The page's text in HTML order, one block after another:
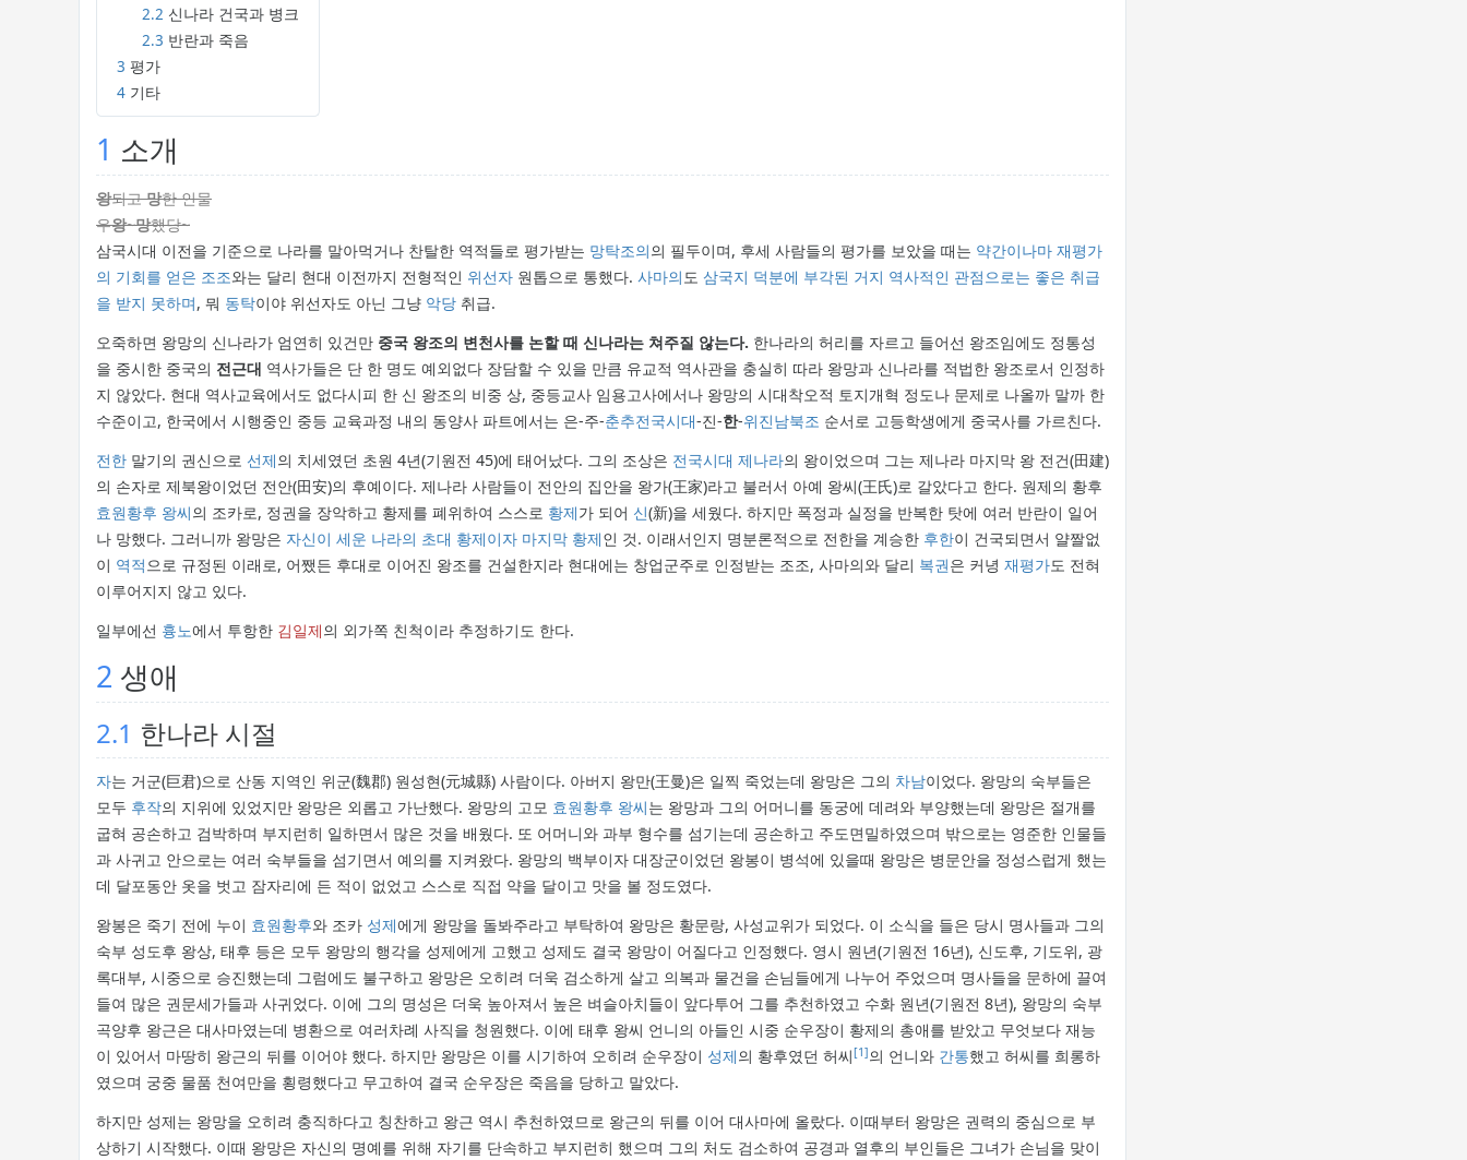
2.2 신나라 건국과 병크
2.3 반란과 죽음
3 평가
4 기타
1 소개
왕되고망한 인물
우왕~망했당~
삼국시대 이전을 기준으로 나라를 말아먹거나 찬탈한 역적들로 평가받는 망탁조의의 필두이며, 후세 사람들의 평가를 보았을 때는 약간이나마 재평가
의 기회를 얻은 조조와는 달리 현대 이전까지 전형적인 위선자 원톱으로 통했다. 사마의도 삼국지 덕분에 부각된 거지 역사적인 관점으로는 좋은 취급
을 받지 못하며, 뭐 동탁이야 위선자도 아닌 그냥 악당 취급.
오죽하면 왕망의 신나라가 엄연히 있건만 중국 왕조의 변천사를 논할 때 신나라는 쳐주질 않는다. 한나라의 허리를 자르고 들어선 왕조임에도 정통성
을 중시한 중국의 전근대 역사가들은 단 한 명도 예외없다 장담할 수 있을 만큼 유교적 역사관을 충실히 따라 왕망과 신나라를 적법한 왕조로서 인정하
지 않았다. 현대 역사교육에서도 없다시피 한 신 왕조의 비중 상, 중등교사 임용고사에서나 왕망의 시대착오적 토지개혁 정도나 문제로 나올까 말까 한
수준이고, 한국에서 시행중인 중등 교육과정 내의 동양사 파트에서는 은-주-춘추전국시대-진-한-위진남북조 순서로 고등학생에게 중국사를 가르친다.
전한 말기의 권신으로 선제의 치세였던 초원 4년(기원전 45)에 태어났다. 그의 조상은 전국시대 제나라의 왕이었으며 그는 제나라 마지막 왕 전건(田建)
의 손자로 제북왕이었던 전안(田安)의 후예이다. 제나라 사람들이 전안의 집안을 왕가(王家)라고 불러서 아예 왕씨(王氏)로 갈았다고 한다. 원제의 황후
효원황후 왕씨의 조카로, 정권을 장악하고 황제를 폐위하여 스스로 황제가 되어 신(新)을 세웠다. 하지만 폭정과 실정을 반복한 탓에 여러 반란이 일어
나 망했다. 그러니까 왕망은 자신이 세운 나라의 초대 황제이자 마지막 황제인 것. 이래서인지 명분론적으로 전한을 계승한 후한이 건국되면서 얄짤없
이 역적으로 규정된 이래로, 어쨌든 후대로 이어진 왕조를 건설한지라 현대에는 창업군주로 인정받는 조조, 사마의와 달리 복권은 커녕 재평가도 전혀
이루어지지 않고 있다.
일부에선 흉노에서 투항한 김일제의 외가쪽 친척이라 추정하기도 한다.
2 생애
2.1 한나라 시절
자는 거군(巨君)으로 산동 지역인 위군(魏郡) 원성현(元城縣) 사람이다. 아버지 왕만(王曼)은 일찍 죽었는데 왕망은 그의 차남이었다. 왕망의 숙부들은
모두 후작의 지위에 있었지만 왕망은 외롭고 가난했다. 왕망의 고모 효원황후 왕씨는 왕망과 그의 어머니를 동궁에 데려와 부양했는데 왕망은 절개를
굽혀 공손하고 검박하며 부지런히 일하면서 많은 것을 배웠다. 또 어머니와 과부 형수를 섬기는데 공손하고 주도면밀하였으며 밖으로는 영준한 인물들
과 사귀고 안으로는 여러 숙부들을 섬기면서 예의를 지켜왔다. 왕망의 백부이자 대장군이었던 왕봉이 병석에 있을때 왕망은 병문안을 정성스럽게 했는
데 달포동안 옷을 벗고 잠자리에 든 적이 없었고 스스로 직접 약을 달이고 맛을 볼 정도였다.
왕봉은 죽기 전에 누이 효원황후와 조카 성제에게 왕망을 돌봐주라고 부탁하여 왕망은 황문랑, 사성교위가 되었다. 이 소식을 들은 당시 명사들과 그의
숙부 성도후 왕상, 태후 등은 모두 왕망의 행각을 성제에게 고했고 성제도 결국 왕망이 어질다고 인정했다. 영시 원년(기원전 16년), 신도후, 기도위, 광
록대부, 시중으로 승진했는데 그럼에도 불구하고 왕망은 오히려 더욱 검소하게 살고 의복과 물건을 손님들에게 나누어 주었으며 명사들을 문하에 끌여
들여 많은 권문세가들과 사귀었다. 이에 그의 명성은 더욱 높아져서 높은 벼슬아치들이 앞다투어 그를 추천하였고 수화 원년(기원전 8년), 왕망의 숙부
곡양후 왕근은 대사마였는데 병환으로 여러차례 사직을 청원했다. 이에 태후 왕씨 언니의 아들인 시중 순우장이 황제의 총애를 받았고 무엇보다 재능
이 있어서 마땅히 왕근의 뒤를 이어야 했다. 하지만 왕망은 이를 시기하여 오히려 순우장이 성제의 황후였던 허씨[1]의 언니와 간통했고 허씨를 희롱하
였으며 궁중 물품 천여만을 횡령했다고 무고하여 결국 순우장은 죽음을 당하고 말았다.
하지만 성제는 왕망을 오히려 충직하다고 칭찬하고 왕근 역시 추천하였므로 왕근의 뒤를 이어 대사마에 올랐다. 이때부터 왕망은 권력의 중심으로 부
상하기 시작했다. 이때 왕망은 자신의 명예를 위해 자기를 단속하고 부지런히 했으며 그의 처도 검소하여 공경과 열후의 부인들은 그녀가 손님을 맞이